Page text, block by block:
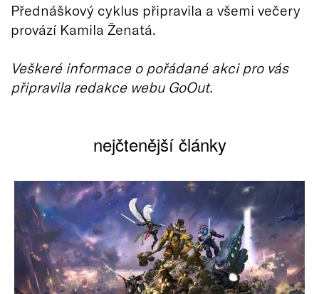
‍Přednáškový cyklus připravila a všemi večery
provází Kamila Ženatá.
Veškeré informace o pořádané akci pro vás
připravila redakce webu GoOut.
nejčtenější články